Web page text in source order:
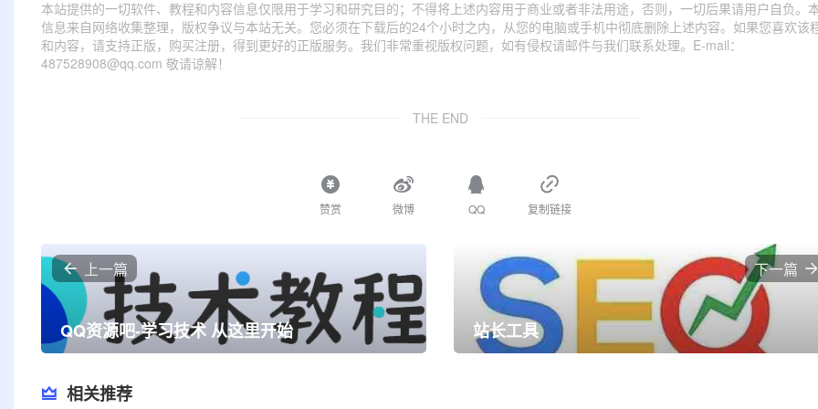
本站提供的一切软件、教程和内容信息仅限用于学习和研究目的；不得将上述内容用于商业或者非法用途，否则，一切后果请用户自负。
信息来自网络收集整理，版权争议与本站无关。您必须在下载后的24个小时之内，从您的电脑或手机中彻底删除上述内容。如果您喜欢该
和内容，请支持正版，购买注册，得到更好的正版服务。我们非常重视版权问题，如有侵权请邮件与我们联系处理。E-mail：
487528908@qq.com 敬请谅解！
THE END
赞赏 微博 QQ 复制链接
上一篇
QQ资源吧-学习技术 从这里开始
下一篇
站长工具
相关推荐